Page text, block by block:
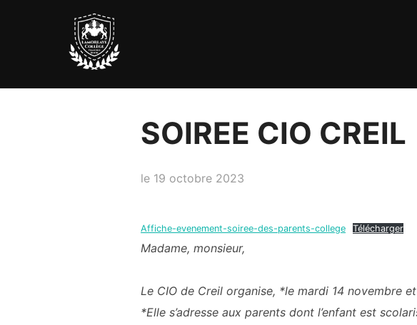
SOIREE CIO CREIL
le Publié
19 octobre 2023
Affiche-evenement-soiree-des-parents-college Télécharger
Madame, monsieur,
Le CIO de Creil organise, *le mardi 14 novembre
*Elle s’adresse aux parents dont l’enfant est